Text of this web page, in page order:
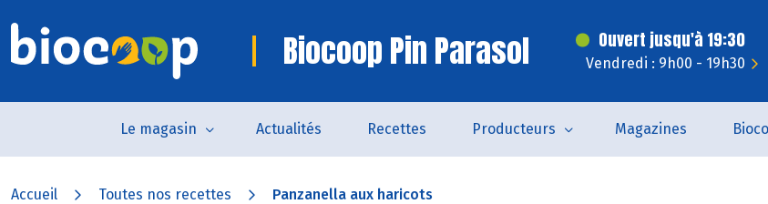
Biocoop Pin Parasol Ouvert jusqu'à 19:30
Vendredi : 9h00 - 19h30
Le magasin Actualités Recettes Producteurs Magazines
Accueil Toutes nos recettes Panzanella aux haricots